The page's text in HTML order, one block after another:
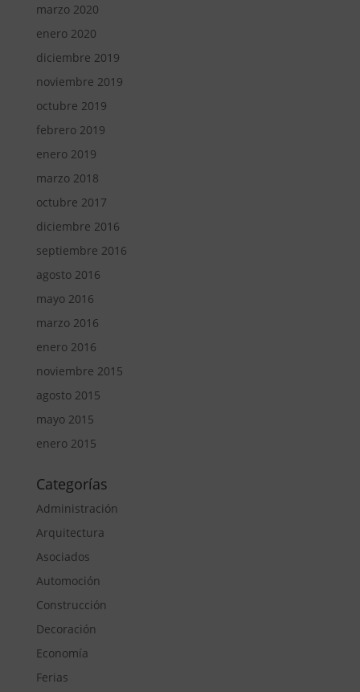
marzo 2020
enero 2020
diciembre 2019
noviembre 2019
octubre 2019
febrero 2019
enero 2019
marzo 2018
octubre 2017
diciembre 2016
septiembre 2016
agosto 2016
mayo 2016
marzo 2016
enero 2016
noviembre 2015
agosto 2015
mayo 2015
enero 2015
Categorías
Administración
Arquitectura
Asociados
Automoción
Construcción
Decoración
Economía
Ferias